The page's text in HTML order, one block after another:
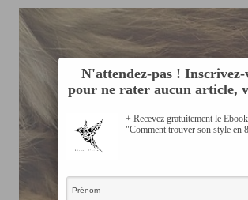
N'attendez-pas ! Inscrivez-
pour ne rater aucun article,
+ Recevez gratuitement le
"Comment trouver son style en